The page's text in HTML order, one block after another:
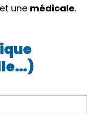
et une médicale.